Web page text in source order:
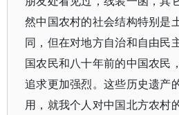
然中国农村的社会结构特别是
同，但在对地方自治和自由民
国农民和八十年前的中国农民
追求更加强烈。这些历史遗产
用，就我个人对中国北方农村